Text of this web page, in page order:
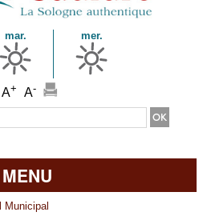
mar. mer.
A+ A-
MENU
Municipal